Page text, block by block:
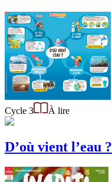
Cycle 3 À lire
D’où vient l’eau ?